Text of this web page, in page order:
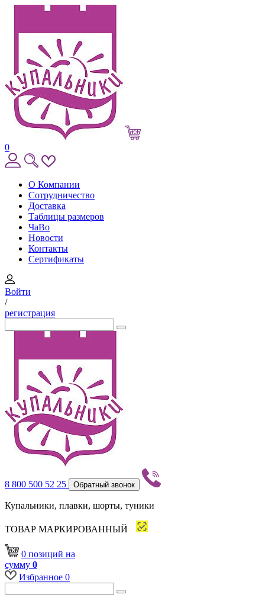
0
О Компании
Сотрудничество
Доставка
Таблицы размеров
ЧаВо
Новости
Контакты
Сертификаты
Войти
/
регистрация
8 800 500 52 25 Обратный звонок
Купальники, плавки, шорты, туники
ТОВАР МАРКИРОВАННЫЙ
0 позиций на
сумму 0
Избранное 0